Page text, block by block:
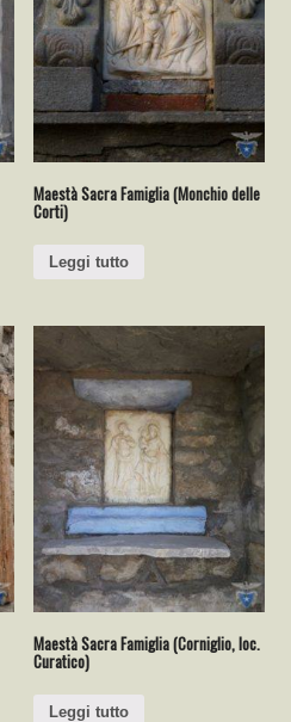
Maestà Sacra Famiglia (Monchio delle
Corti)
Leggi tutto
Maestà Sacra Famiglia (Corniglio, loc.
Curatico)
Leggi tutto